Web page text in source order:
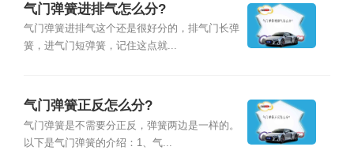
气门弹簧进排气怎么分?
气门弹簧进排气这个还是很好分的，排气门长弹
簧，进气门短弹簧，记住这点就...
气门弹簧正反怎么分?
气门弹簧是不需要分正反，弹簧两边是一样的。
以下是气门弹簧的介绍：1、气...